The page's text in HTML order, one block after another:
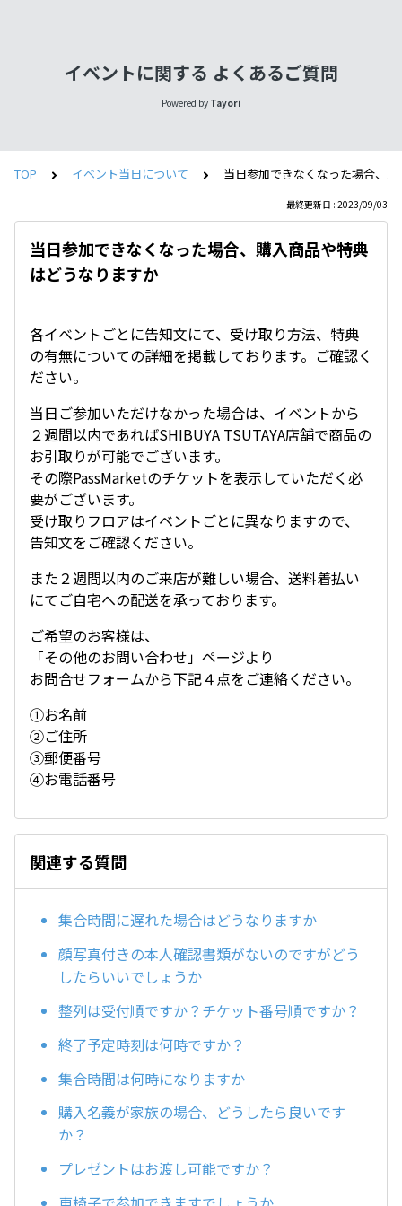
イベントに関する よくあるご質問
Powered by Tayori
TOP イベント当日について 当日参加できなくなった場合、
最終更新日 : 2023/09/03
当日参加できなくなった場合、購入商品や特典
はどうなりますか
各イベントごとに告知文にて、受け取り方法、特典
の有無についての詳細を掲載しております。ご確認く
ださい。
当日ご参加いただけなかった場合は、イベントから
２週間以内であればSHIBUYA TSUTAYA店舗で商品の
お引取りが可能でございます。
その際PassMarketのチケットを表示していただく必
要がございます。
受け取りフロアはイベントごとに異なりますので、
告知文をご確認ください。
また２週間以内のご来店が難しい場合、送料着払い
にてご自宅への配送を承っております。
ご希望のお客様は、
「その他のお問い合わせ」ページより
お問合せフォームから下記４点をご連絡ください。
①お名前
②ご住所
③郵便番号
④お電話番号
関連する質問
集合時間に遅れた場合はどうなりますか
顔写真付きの本人確認書類がないのですがどう
したらいいでしょうか
整列は受付順ですか？チケット番号順ですか？
終了予定時刻は何時ですか？
集合時間は何時になりますか
購入名義が家族の場合、どうしたら良いです
か？
プレゼントはお渡し可能ですか？